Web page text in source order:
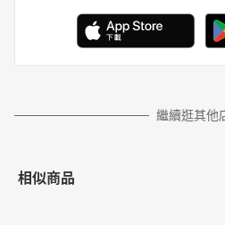
繼續逛其他
相似商品